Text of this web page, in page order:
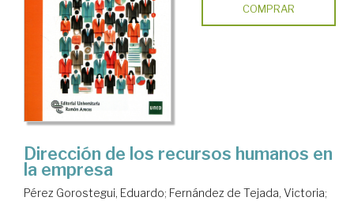
COMPRAR
Dirección de los recursos humanos en
la empresa
Pérez Gorostegui, Eduardo; Fernández de Tejada, Victoria;